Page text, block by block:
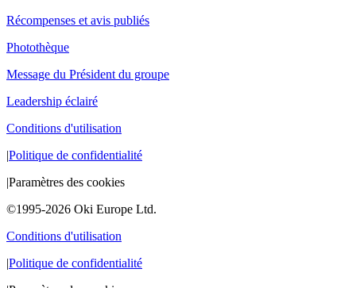
Récompenses et avis publiés
Photothèque
Message du Président du groupe
Leadership éclairé
Conditions d'utilisation
|Politique de confidentialité
|Paramètres des cookies
©1995-2026 Oki Europe Ltd.
Conditions d'utilisation
|Politique de confidentialité